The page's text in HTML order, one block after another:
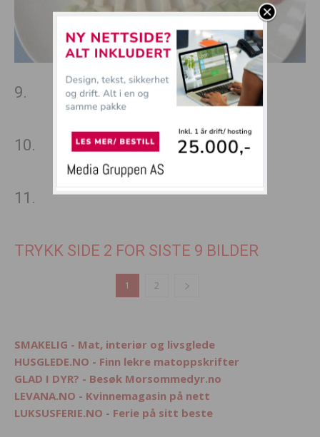
9.
10.
11.
TRYKK SIDE 2 FOR SISTE 9 BILDER
1 2
SMAKELIG - Mat, interiør og livsglede
HUSGLEDE.NO - Finn lekre matoppskrifter
GLAD I DYR? - Besøk Morsommedyr.no
LEVANA.NO - Kvinnemagasin på nett
LUKSUSFERIE.NO - Ferie på sitt beste